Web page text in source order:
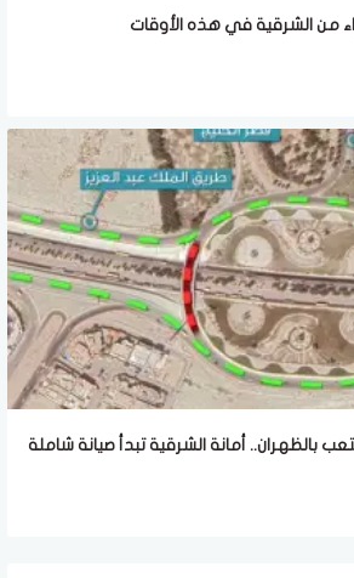
من الشرقية في هذه الأوقات
بالظهران.. أمانة الشرقية تبدأ صيانة شاملة